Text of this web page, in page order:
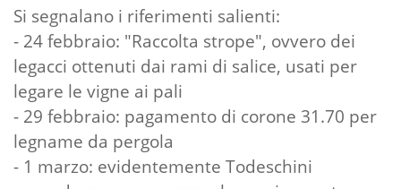
Si segnalano i riferimenti salienti:
- 24 febbraio: "Raccolta strope", ovvero dei
legacci ottenuti dai rami di salice, usati per
legare le vigne ai pali
- 29 febbraio: pagamento di corone 31.70 per
legname da pergola
- 1 marzo: evidentemente Todeschini